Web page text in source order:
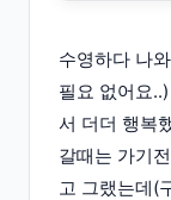
수영하다 나
필요 없어요
서 더더 행복
갈때는 가기
고 그랬는데(